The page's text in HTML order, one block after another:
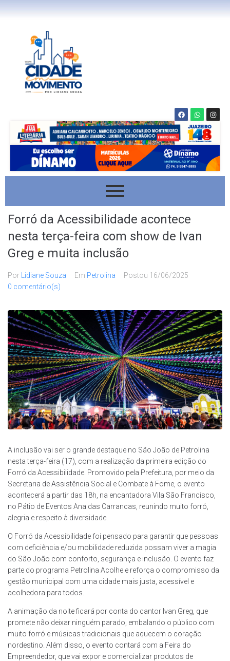
Forró da Acessibilidade acontece
nesta terça-feira com show de Ivan
Greg e muita inclusão
Por Lidiane Souza Em Petrolina Postou 16/06/2025
0 comentário(s)
A inclusão vai ser o grande destaque no São João de Petrolina
nesta terça-feira (17), com a realização da primeira edição do
Forró da Acessibilidade. Promovido pela Prefeitura, por meio da
Secretaria de Assistência Social e Combate à Fome, o evento
acontecerá a partir das 18h, na encantadora Vila São Francisco,
no Pátio de Eventos Ana das Carrancas, reunindo muito forró,
alegria e respeito à diversidade.
O Forró da Acessibilidade foi pensado para garantir que pessoas
com deficiência e/ou mobilidade reduzida possam viver a magia
do São João com conforto, segurança e inclusão. O evento faz
parte do programa Petrolina Acolhe e reforça o compromisso da
gestão municipal com uma cidade mais justa, acessível e
acolhedora para todos.
A animação da noite ficará por conta do cantor Ivan Greg, que
promete não deixar ninguém parado, embalando o público com
muito forró e músicas tradicionais que aquecem o coração
nordestino. Além disso, o evento contará com a Feira do
Empreendedor, que vai expor e comercializar produtos de